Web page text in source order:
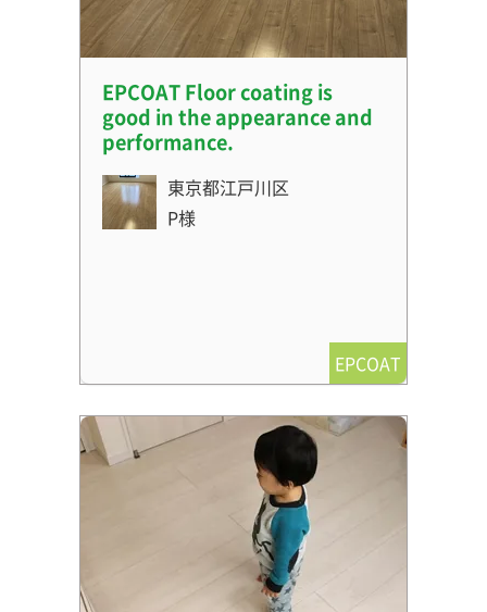
EPCOAT Floor coating is
good in the appearance and
performance.
東京都江戸川区
P様
EPCOAT